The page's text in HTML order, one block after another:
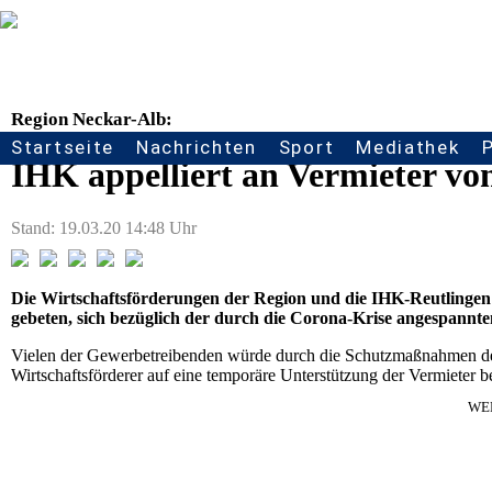
Seitennavigation
Startseite Nachrichten Sport Mediathek
Region Neckar-Alb:
IHK appelliert an Vermieter
Stand: 19.03.20 14:48 Uhr
Die Wirtschaftsförderungen der Region und die IHK-
gebeten, sich bezüglich der durch die Corona-Krise
Vielen der Gewerbetreibenden würde durch die
Wirtschaftsförderer auf eine temporäre Unterstützung der Vermieter